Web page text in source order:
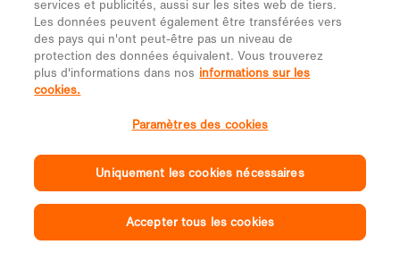
services et publicités, aussi sur les sites web de tiers.
Les données peuvent également être transférées vers
des pays qui n'ont peut-être pas un niveau de
protection des données équivalent. Vous trouverez
plus d'informations dans nos informations sur les
cookies.
Paramètres des cookies
Uniquement les cookies nécessaires
Accepter tous les cookies